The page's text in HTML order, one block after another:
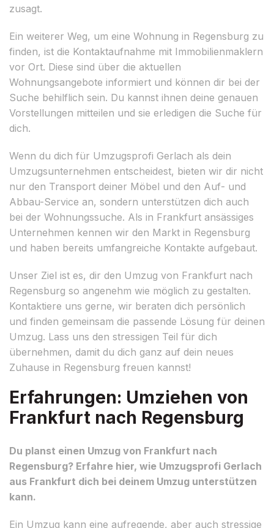
zusagt.
Ein weiterer Weg, um eine Wohnung in Regensburg zu
finden, ist die Kontaktaufnahme mit Immobilienmaklern
vor Ort. Diese sind über die aktuellen
Wohnungsangebote informiert und können dir bei der
Suche behilflich sein. Du kannst ihnen deine genauen
Vorstellungen mitteilen und sie erledigen die Suche für
dich.
Wenn du dich für Umzugsprofi Gerlach als dein
Umzugsunternehmen entscheidest, bieten wir dir nicht
nur den Transport deiner Möbel und den Auf- und
Abbau-Service an, sondern unterstützen dich auch
bei der Wohnungssuche. Als in Frankfurt ansässiges
Unternehmen kennen wir den Markt in Regensburg
und haben bereits umfangreiche Kontakte aufgebaut.
Unser Ziel ist es, dir den Umzug von Frankfurt nach
Regensburg so angenehm wie möglich zu gestalten.
Kontaktiere uns gerne, wir beraten dich persönlich
und finden gemeinsam die passende Lösung für deinen
Umzug. Lass uns den stressigen Teil für dich
übernehmen, damit du dich ganz auf dein neues
Zuhause in Regensburg freuen kannst!
Erfahrungen: Umziehen von
Frankfurt nach Regensburg
Du planst einen Umzug von Frankfurt nach
Regensburg? Erfahre hier, wie Umzugsprofi Gerlach
aus Frankfurt dich bei deinem Umzug unterstützen
kann.
Ein Umzug kann eine aufregende, aber auch stressige